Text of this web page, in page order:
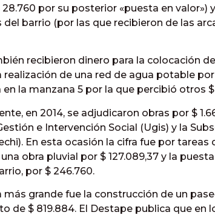
por su posterior «puesta en valor»)
del barrio (por las que recibieron de las
recibieron dinero para la colocación
realización de una red de agua potable
la manzana 5 por la que percibió otros $
en 2014, se adjudicaron obras por $
e Intervención Social (Ugis) y la
En esta ocasión la cifra fue por
una obra pluvial por $ 127.089,37 y la
por $ 246.760.
más grande fue la construcción de un
de $ 819.884. El Destape publica que en